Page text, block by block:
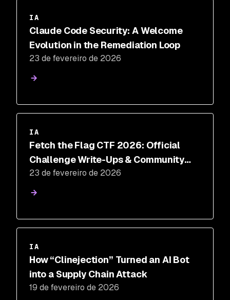
IA
Claude Code Security: A Welcome
Evolution in the Remediation Loop
23 de fevereiro de 2026
IA
Fetch the Flag CTF 2026: Official
Challenge Write-Ups & Community
Highlights
23 de fevereiro de 2026
IA
How “Clinejection” Turned an AI Bot
into a Supply Chain Attack
19 de fevereiro de 2026